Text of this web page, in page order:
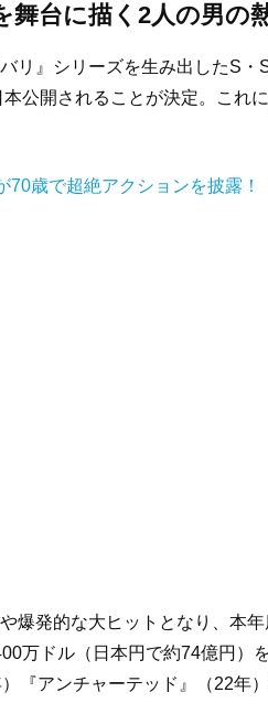
台に描く2人の男の
リ』シリーズを生み出したS
公開されることが決定。これ
70歳で超絶アクションを披露
爆発的な大ヒットとなり、本
万ドル（日本円で約74億円）
『アンチャーテッド』（22年